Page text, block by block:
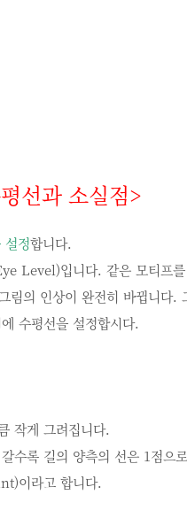
선과 소실점>
설정합니다.
Level)입니다. 같은 모티프
림의 인상이 완전히 바뀝니다.
수평선을 설정합시다.
작게 그려집니다.
수록 길의 양측의 선은 1점으
이라고 합니다.